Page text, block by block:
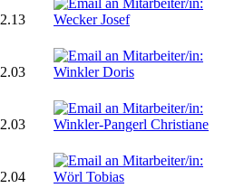
2.13
2.03
2.03
2.04